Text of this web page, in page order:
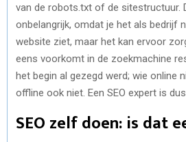
van de robots.txt of de sitestructuur.
onbelangrijk, omdat je het als bedrijf
website ziet, maar het kan ervoor
eens voorkomt in de zoekmachine
het begin al gezegd werd; wie online
offline ook niet. Een SEO expert is
SEO zelf doen: is dat